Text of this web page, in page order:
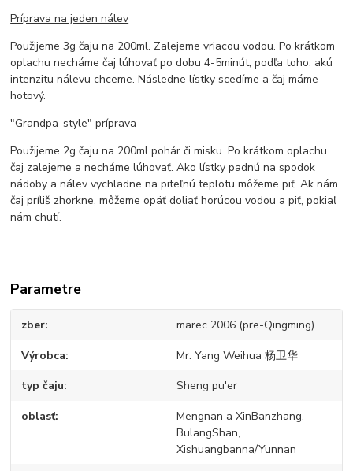
Príprava na jeden nálev
Použijeme 3g čaju na 200ml. Zalejeme vriacou vodou. Po krátkom
oplachu necháme čaj lúhovať po dobu 4-5minút, podľa toho, akú
intenzitu nálevu chceme. Následne lístky scedíme a čaj máme
hotový.
"Grandpa-style" príprava
Použijeme 2g čaju na 200ml pohár či misku. Po krátkom oplachu
čaj zalejeme a necháme lúhovať. Ako lístky padnú na spodok
nádoby a nálev vychladne na piteľnú teplotu môžeme piť. Ak nám
čaj príliš zhorkne, môžeme opäť doliať horúcou vodou a piť, pokiaľ
nám chutí.
Parametre
zber marec 2006 (pre-Qingming)
Výrobca Mr. Yang Weihua 杨卫华
typ čaju Sheng pu'er
oblasť
Mengnan a XinBanzhang,
BulangShan,
Xishuangbanna/Yunnan